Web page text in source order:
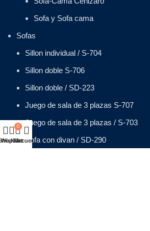
Sofa y Sofa cama
Sofas
Sillon individual / S-704
Sillon doble S-706
Sillon doble / SD-223
Juego de sala de 3 plazas S-707
Juego de sala de 3 plazas / S-703
Sofa con divan / SD-290
Wishlist
0
Cart
Mi cuenta